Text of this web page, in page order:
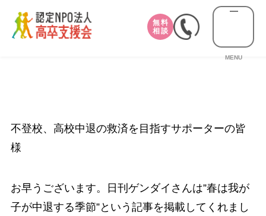
無料
相談
MENU
不登校、高校中退の救済を目指すサポーターの皆
様
お早うございます。日刊ゲンダイさんは”春は我が
子が中退する季節”という記事を掲載してくれまし